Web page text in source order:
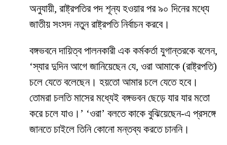
অনুযায়ী, রাষ্ট্রপতির পদ শূন্য হওয়ার পর ৯০ দিনের মধ্যে
জাতীয় সংসদ নতুন রাষ্ট্রপতি নির্বাচন করবে।
বঙ্গভবনে দায়িত্ব পালনকারী এক কর্মকর্তা যুগান্তরকে বলেন,
‘স্যার দুদিন আগে জানিয়েছেন যে, ওরা আমাকে (রাষ্ট্রপতি)
চলে যেতে বলেছেন। হয়তো আমার চলে যেতে হবে।
তোমরা চলতি মাসের মধ্যেই বঙ্গভবন ছেড়ে যার যার মতো
করে চলে যাও।’ ‘ওরা’ বলতে কাকে বুঝিয়েছেন-এ প্রসঙ্গে
জানতে চাইলে তিনি কোনো মন্তব্য করতে চাননি।